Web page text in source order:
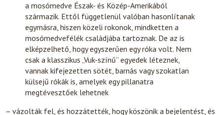
a mosómedve Észak- és Közép-Amerikából
származik. Ettől függetlenül valóban hasonlítanak
egymásra, hiszen közeli rokonok, mindketten a
mosómedvefélék családjába tartoznak. De az is
elképzelhető, hogy egyszerűen egy róka volt. Nem
csak a klasszikus „Vuk-színű” egyedek léteznek,
vannak kifejezetten sötét, barnás vagy szokatlan
külsejű rókák is, amelyek egy pillanatra
megtévesztőek lehetnek
– vázolták fel, és hozzátették, hogy köszönik a bejelentést, és